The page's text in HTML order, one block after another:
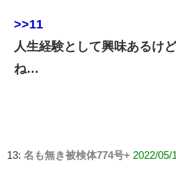
>>11
人生経験として興味あるけ
ね…
13: 名も無き被検体774号+ 2022/05/